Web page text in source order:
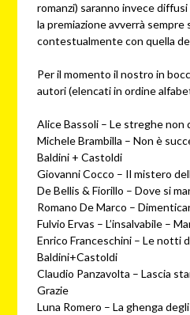
romanzi) saranno invece
la premiazione avverrà
contestualmente con quella
Per il momento il nostro in
autori (elencati in ordine
Alice Bassoli – Le streghe non
Michele Brambilla – Non è
Baldini + Castoldi
Giovanni Cocco – Il mistero
De Bellis & Fiorillo – Dove si
Romano De Marco –
Fulvio Ervas – L’insalvabile –
Enrico Franceschini – Le notti
Baldini+Castoldi
Claudio Panzavolta – Lascia
Grazie
Luna Romero – La ghenga